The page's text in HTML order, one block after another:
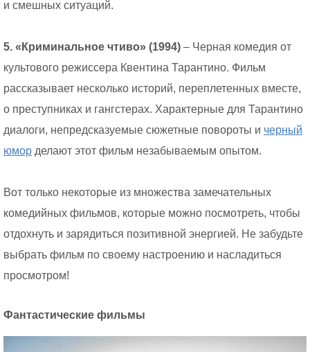
и смешных ситуаций.
5. «Криминальное чтиво» (1994) – Черная комедия от
культового режиссера Квентина Тарантино. Фильм
рассказывает несколько историй, переплетенных вместе,
о преступниках и гангстерах. Характерные для Тарантино
диалоги, непредсказуемые сюжетные повороты и черный
юмор делают этот фильм незабываемым опытом.
Вот только некоторые из множества замечательных
комедийных фильмов, которые можно посмотреть, чтобы
отдохнуть и зарядиться позитивной энергией. Не забудьте
выбрать фильм по своему настроению и насладиться
просмотром!
Фантастические фильмы